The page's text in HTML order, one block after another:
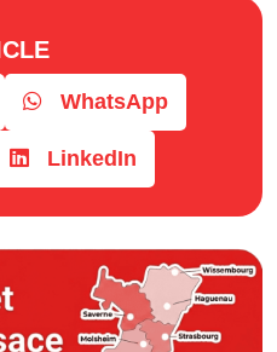
WhatsApp
LinkedIn